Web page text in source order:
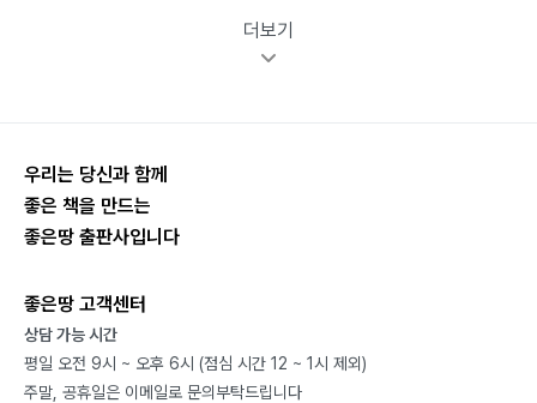
더보기
우리는 당신과 함께
좋은 책을 만드는
좋은땅 출판사입니다
좋은땅 고객센터
상담 가능 시간
평일 오전 9시 ~ 오후 6시 (점심 시간 12 ~ 1시 제외)
주말, 공휴일은 이메일로 문의부탁드립니다